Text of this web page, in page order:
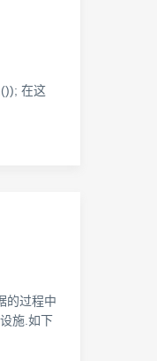
在这
的过程中
施.如下